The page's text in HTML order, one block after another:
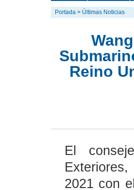
Portada > Últimas Noticias
Reino
El
2021 con